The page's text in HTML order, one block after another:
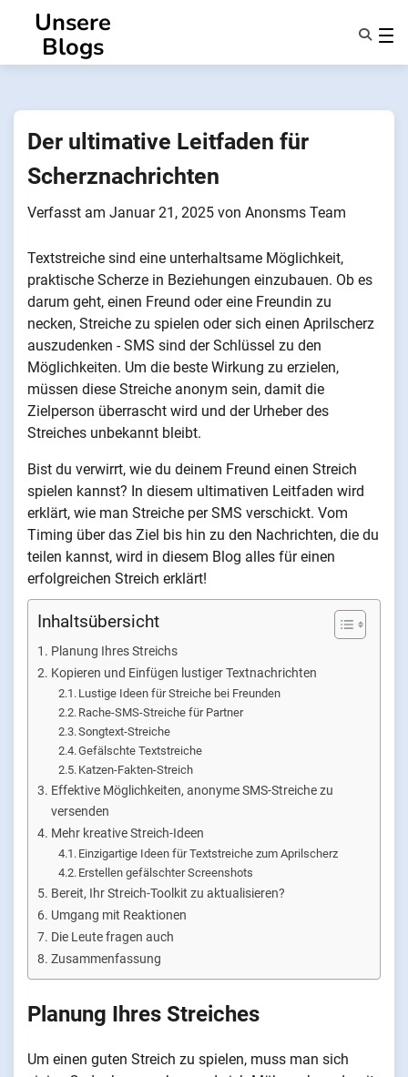
springen
Unsere
Blogs
Über Uns
Der ultimative Leitfaden für
Scherznachrichten
Verfasst am Januar 21, 2025 von Anonsms Team
Textstreiche sind eine unterhaltsame Möglichkeit,
praktische Scherze in Beziehungen einzubauen. Ob es
darum geht, einen Freund oder eine Freundin zu
necken, Streiche zu spielen oder sich einen Aprilscherz
auszudenken - SMS sind der Schlüssel zu den
Möglichkeiten. Um die beste Wirkung zu erzielen,
müssen diese Streiche anonym sein, damit die
Zielperson überrascht wird und der Urheber des
Streiches unbekannt bleibt.
Bist du verwirrt, wie du deinem Freund einen Streich
spielen kannst? In diesem ultimativen Leitfaden wird
erklärt, wie man Streiche per SMS verschickt. Vom
Timing über das Ziel bis hin zu den Nachrichten, die du
teilen kannst, wird in diesem Blog alles für einen
erfolgreichen Streich erklärt!
Inhaltsübersicht
Planung Ihres Streichs
Kopieren und Einfügen lustiger Textnachrichten
Lustige Ideen für Streiche bei Freunden
Rache-SMS-Streiche für Partner
Songtext-Streiche
Gefälschte Textstreiche
Katzen-Fakten-Streich
Effektive Möglichkeiten, anonyme SMS-Streiche zu
versenden
Mehr kreative Streich-Ideen
Einzigartige Ideen für Textstreiche zum Aprilscherz
Erstellen gefälschter Screenshots
Bereit, Ihr Streich-Toolkit zu aktualisieren?
Umgang mit Reaktionen
Die Leute fragen auch
Zusammenfassung
Planung Ihres Streiches
Um einen guten Streich zu spielen, muss man sich